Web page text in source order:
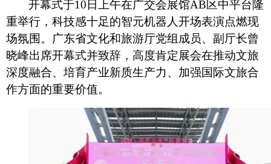
开幕式于10日上午在广交会展馆AB区中平台隆
重举行，科技感十足的智元机器人开场表演点燃现
场氛围。广东省文化和旅游厅党组成员、副厅长曾
晓峰出席开幕式并致辞，高度肯定展会在推动文旅
深度融合、培育产业新质生产力、加强国际文旅合
作方面的重要价值。